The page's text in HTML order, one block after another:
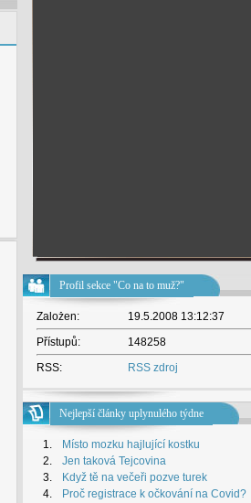
Profil sekce "Co na to muž?"
Založen:
19.5.2008 13:12:37
Přístupů:
148258
RSS:
RSS zdroj
Nejlepší články uplynulého týdne
1.
Místo mozku hajlující kostku
2.
Jen taková Tejcovina
3.
Když tě na večeři pozve turek
4.
Proč registrace k očkování na Covid?